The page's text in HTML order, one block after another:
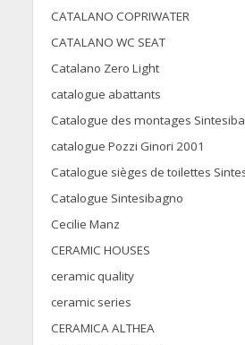
CATALANO COPRIWATER
CATALANO WC SEAT
Catalano Zero Light
catalogue abattants
Catalogue des montages
catalogue Pozzi Ginori 2001
Catalogue sièges de toilettes
Catalogue Sintesibagno
Cecilie Manz
CERAMIC HOUSES
ceramic quality
ceramic series
CERAMICA ALTHEA